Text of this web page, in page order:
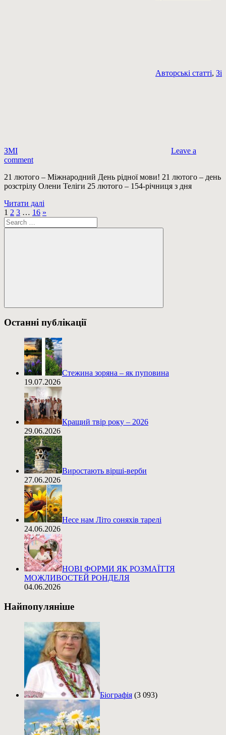
Авторські статті, Зі
ЗМІ
Leave a
comment
21 лютого – Міжнародний День рідної мови! 21 лютого – день
розстрілу Олени Теліги 25 лютого – 154-річниця з дня
Читати далі
Пагінація
записів
1 2 3 … 16 Next
»
Пошук:
Пошук
Останні публікації
Стежина зоряна – як пуповина
19.07.2026
Кращий твір року – 2026
29.06.2026
Виростають вірші-верби
27.06.2026
Несе нам Літо соняхів тарелі
24.06.2026
НОВІ ФОРМИ ЯК РОЗМАЇТТЯ
МОЖЛИВОСТЕЙ РОНДЕЛЯ
04.06.2026
Найпопуляніше
Біографія (3 093)